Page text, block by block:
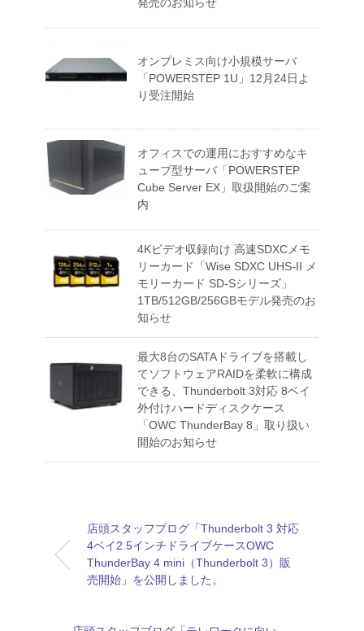
発売のお知らせ
オンプレミス向け小規模サーバ
「POWERSTEP 1U」12月24日よ
り受注開始
オフィスでの運用におすすめなキ
ューブ型サーバ「POWERSTEP
Cube Server EX」取扱開始のご案
内
4Kビデオ収録向け 高速SDXCメモ
リーカード「Wise SDXC UHS-II メ
モリーカード SD-Sシリーズ」
1TB/512GB/256GBモデル発売のお
知らせ
最大8台のSATAドライブを搭載し
てソフトウェアRAIDを柔軟に構成
できる、Thunderbolt 3対応 8ベイ
外付けハードディスクケース
「OWC ThunderBay 8」取り扱い
開始のお知らせ
店頭スタッフブログ「Thunderbolt 3 対応
4ベイ2.5インチドライブケースOWC
ThunderBay 4 mini（Thunderbolt 3）販
売開始」を公開しました。